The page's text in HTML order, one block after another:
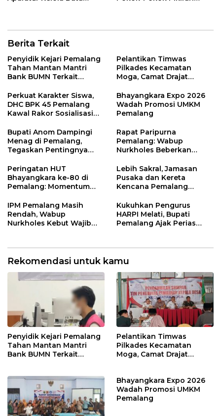
Berita Terkait
Penyidik Kejari Pemalang
Tahan Mantan Mantri
Bank BUMN Terkait
Pelantikan Timwas
Pilkades Kecamatan
Moga, Camat Drajat
Larangan
Perkuat Karakter Siswa,
DHC BPK 45 Pemalang
Kawal Rakor Sosialisasi
Petarukan
Bhayangkara Expo 2026
Wadah Promosi UMKM
Pemalang
Bupati Anom Dampingi
Menag di Pemalang,
Tegaskan Pentingnya
Nikah
Rapat Paripurna
Pemalang: Wabup
Nurkholes Beberkan
Masukan Fraksi DPRD
Peringatan HUT
Bhayangkara ke-80 di
Pemalang: Momentum
Kamtibmas
Lebih Sakral, Jamasan
Pusaka dan Kereta
Kencana Pemalang
Ndalem Notonagoro
IPM Pemalang Masih
Rendah, Wabup
Nurkholes Kebut Wajib
Kukuhkan Pengurus
HARPI Melati, Bupati
Pemalang Ajak Perias
Rekomendasi untuk kamu
Penyidik Kejari Pemalang
Tahan Mantan Mantri
Bank BUMN Terkait
Pelantikan Timwas
Pilkades Kecamatan
Moga, Camat Drajat
Bhayangkara Expo 2026
Wadah Promosi UMKM
Pemalang